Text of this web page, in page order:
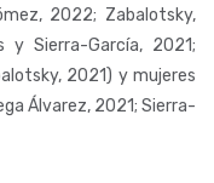
2022; Zabalotsky,
y Sierra-García, 2021;
2021) y mujeres
Álvarez, 2021; Sierra-